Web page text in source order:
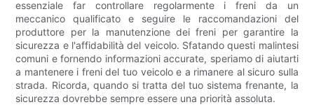
essenziale far controllare regolarmente i freni da un
meccanico qualificato e seguire le raccomandazioni del
produttore per la manutenzione dei freni per garantire la
sicurezza e l'affidabilità del veicolo. Sfatando questi malintesi
comuni e fornendo informazioni accurate, speriamo di aiutarti
a mantenere i freni del tuo veicolo e a rimanere al sicuro sulla
strada. Ricorda, quando si tratta del tuo sistema frenante, la
sicurezza dovrebbe sempre essere una priorità assoluta.